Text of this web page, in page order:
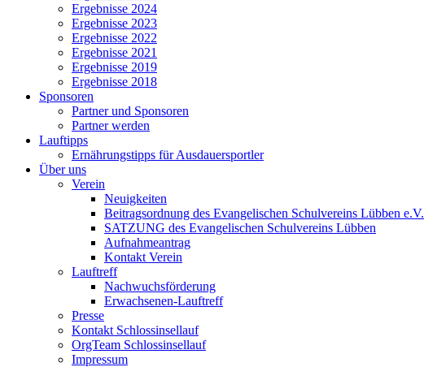
Ergebnisse 2024
Ergebnisse 2023
Ergebnisse 2022
Ergebnisse 2021
Ergebnisse 2019
Ergebnisse 2018
Sponsoren
Partner und Sponsoren
Partner werden
Lauftipps
Ernährungstipps für Ausdauersportler
Über uns
Verein
Neuigkeiten
Beitragsordnung des Evangelischen Schulvereins Lübben e.V.
SATZUNG des Evangelischen Schulvereins Lübben
Aufnahmeantrag
Kontakt Verein
Lauftreff
Nachwuchsförderung
Erwachsenen-Lauftreff
Presse
Kontakt Schlossinsellauf
OrgTeam Schlossinsellauf
Impressum